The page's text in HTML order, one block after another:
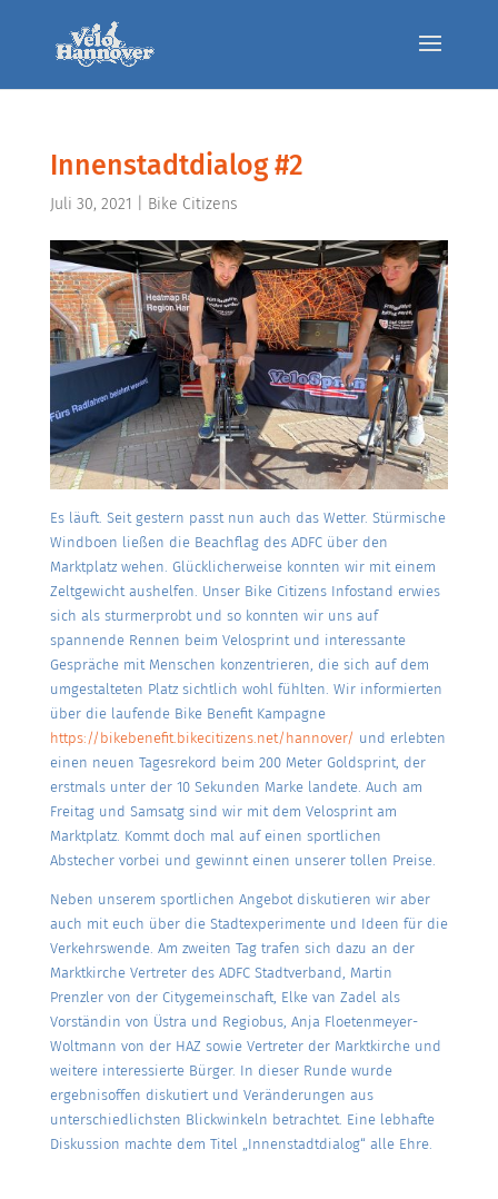
Innenstadtdialog #2
Juli 30, 2021 Bike Citizens
Es läuft. Seit gestern passt nun auch das Wetter. Stürmische
Windboen ließen die Beachflag des ADFC über den
Marktplatz wehen. Glücklicherweise konnten wir mit einem
Zeltgewicht aushelfen. Unser Bike Citizens Infostand erwies
sich als sturmerprobt und so konnten wir uns auf
spannende Rennen beim Velosprint und interessante
Gespräche mit Menschen konzentrieren, die sich auf dem
umgestalteten Platz sichtlich wohl fühlten. Wir informierten
über die laufende Bike Benefit Kampagne
https://bikebenefit.bikecitizens.net/hannover/ und erlebten
einen neuen Tagesrekord beim 200 Meter Goldsprint, der
erstmals unter der 10 Sekunden Marke landete. Auch am
Freitag und Samsatg sind wir mit dem Velosprint am
Marktplatz. Kommt doch mal auf einen sportlichen
Abstecher vorbei und gewinnt einen unserer tollen Preise.
Neben unserem sportlichen Angebot diskutieren wir aber
auch mit euch über die Stadtexperimente und Ideen für die
Verkehrswende. Am zweiten Tag trafen sich dazu an der
Marktkirche Vertreter des ADFC Stadtverband, Martin
Prenzler von der Citygemeinschaft, Elke van Zadel als
Vorständin von Üstra und Regiobus, Anja Floetenmeyer-
Woltmann von der HAZ sowie Vertreter der Marktkirche und
weitere interessierte Bürger. In dieser Runde wurde
ergebnisoffen diskutiert und Veränderungen aus
unterschiedlichsten Blickwinkeln betrachtet. Eine lebhafte
Diskussion machte dem Titel „Innenstadtdialog“ alle Ehre.